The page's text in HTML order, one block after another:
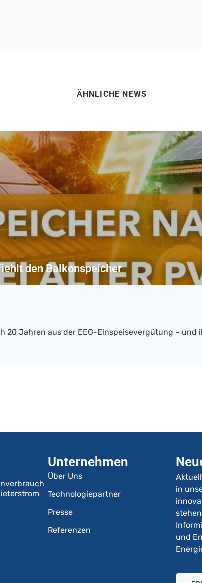
ÄHNLICHE NEWS
den Balkonspeicher
20 Jahren aus der EEG-Einspeisevergütung – und
Unternehmen
Über Uns
Technologiepartner
Presse
Referenzen
in
und